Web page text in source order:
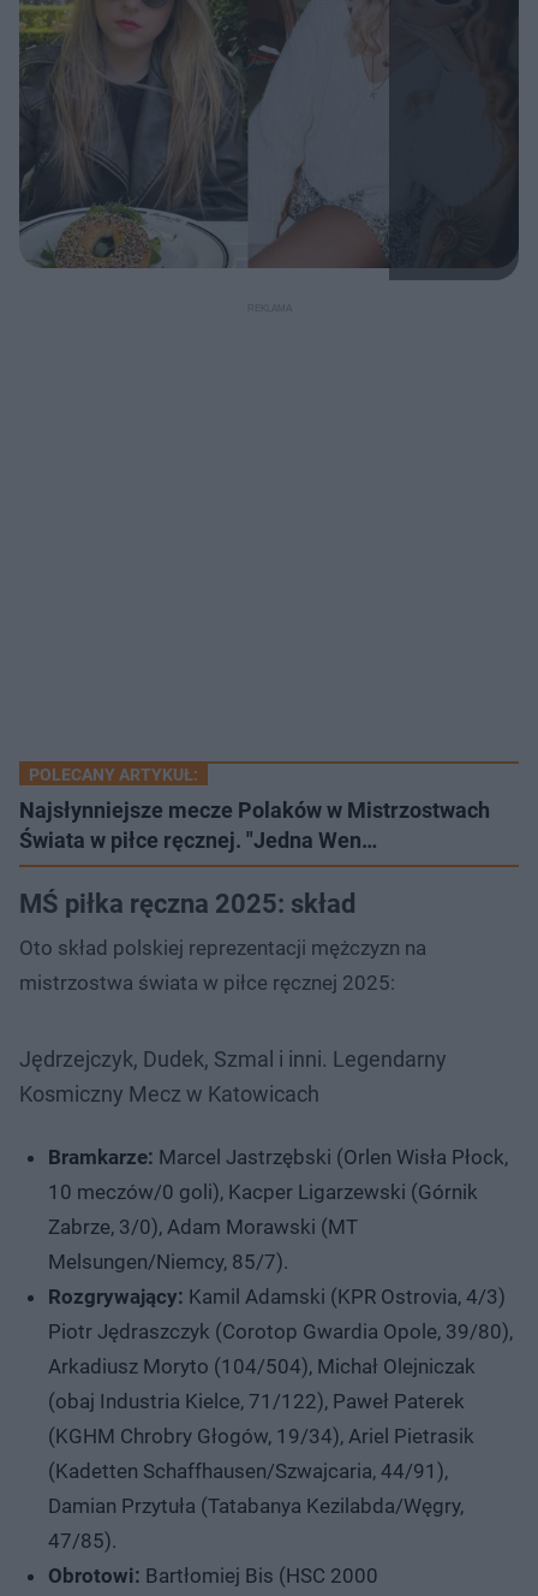
POLECANY ARTYKUŁ:
Najsłynniejsze mecze Polaków w Mistrzostwach
Świata w piłce ręcznej. "Jedna Wen…
MŚ piłka ręczna 2025: skład
Oto skład polskiej reprezentacji mężczyzn na
mistrzostwa świata w piłce ręcznej 2025:
Jędrzejczyk, Dudek, Szmal i inni. Legendarny
Kosmiczny Mecz w Katowicach
Bramkarze: Marcel Jastrzębski (Orlen Wisła Płock,
10 meczów/0 goli), Kacper Ligarzewski (Górnik
Zabrze, 3/0), Adam Morawski (MT
Melsungen/Niemcy, 85/7).
Rozgrywający: Kamil Adamski (KPR Ostrovia, 4/3)
Piotr Jędraszczyk (Corotop Gwardia Opole, 39/80),
Arkadiusz Moryto (104/504), Michał Olejniczak
(obaj Industria Kielce, 71/122), Paweł Paterek
(KGHM Chrobry Głogów, 19/34), Ariel Pietrasik
(Kadetten Schaffhausen/Szwajcaria, 44/91),
Damian Przytuła (Tatabanya Kezilabda/Węgry,
47/85).
Obrotowi: Bartłomiej Bis (HSC 2000